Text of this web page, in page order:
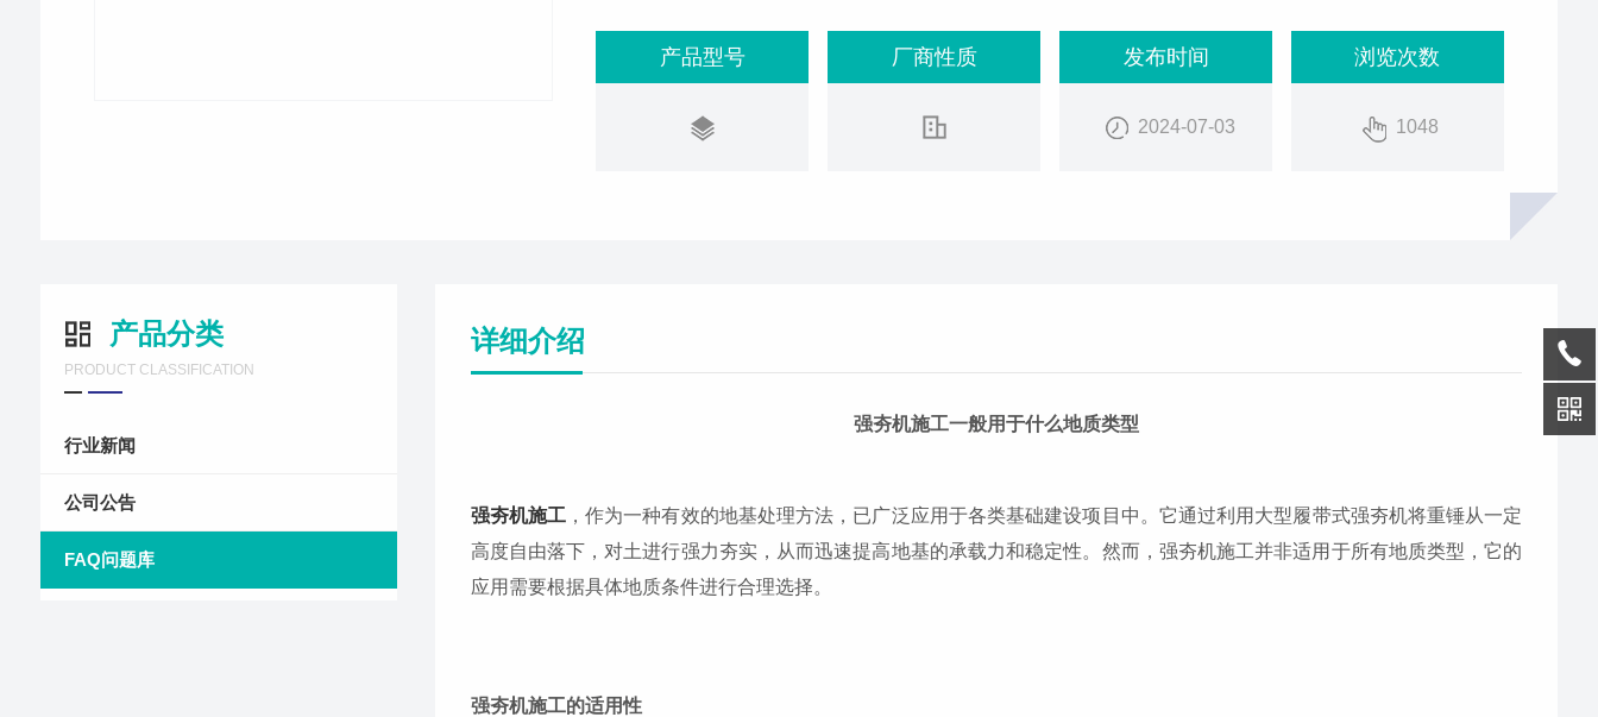
产品型号 厂商性质 发布时间
2024-07-03
浏览次数
1048
产品分类
PRODUCT CLASSIFICATION
行业新闻
公司公告
FAQ问题库
详细介绍
强夯机施工一般用于什么地质类型
强夯机施工 ，作为一种有效的地基处理方法，已广泛应用于各类基础建设项目中。它通过利用大型履带式强夯机将重锤从一定
高度自由落下，对土进行强力夯实，从而迅速提高地基的承载力和稳定性。然而，强夯机施工并非适用于所有地质类型，它的
应用需要根据具体地质条件进行合理选择。
强夯机施工的适用性